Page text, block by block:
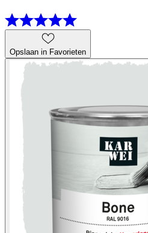
Opslaan in Favorieten